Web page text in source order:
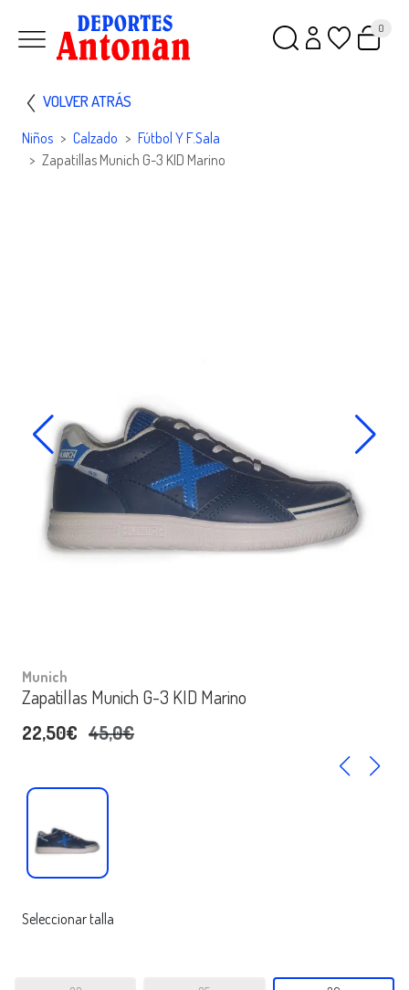
0
VOLVER ATRÁS
Niños Calzado
Fútbol Y F.sala
Zapatillas Munich G-3 KID Marino
Munich
Zapatillas Munich G-3 KID Marino
22,50€ 45,0€
Seleccionar talla